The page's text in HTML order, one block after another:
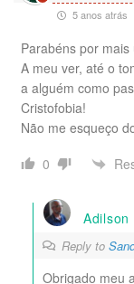
5 anos atrás
Parabéns por
A meu ver, até o
a alguém como
Cristofobia!
Não me esqueço
0
Adilson
Reply to
Obrigado meu